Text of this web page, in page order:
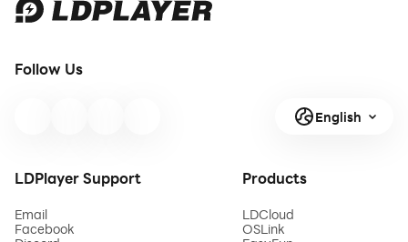
Follow Us
English
LDPlayer Support
Email
Facebook
Products
LDCloud
OSLink